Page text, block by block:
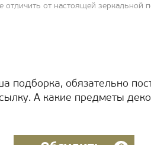
от настоящей зеркальной
подборка, обязательно
А какие предметы